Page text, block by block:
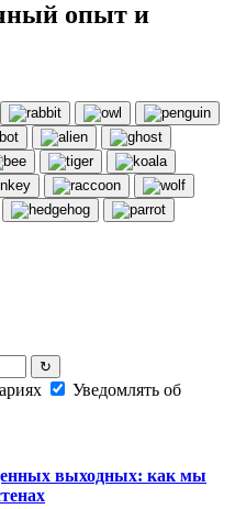
опыт и
↻
Уведомлять об
выходных: как мы